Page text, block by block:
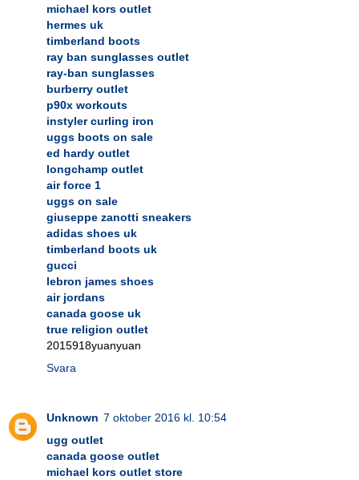
michael kors outlet
hermes uk
timberland boots
ray ban sunglasses outlet
ray-ban sunglasses
burberry outlet
p90x workouts
instyler curling iron
uggs boots on sale
ed hardy outlet
longchamp outlet
air force 1
uggs on sale
giuseppe zanotti sneakers
adidas shoes uk
timberland boots uk
gucci
lebron james shoes
air jordans
canada goose uk
true religion outlet
2015918yuanyuan
Svara
Unknown 7 oktober 2016 kl. 10:54
ugg outlet
canada goose outlet
michael kors outlet store